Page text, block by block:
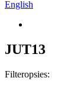
English
JUT13
Filteropsies: